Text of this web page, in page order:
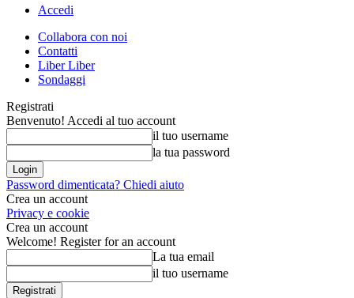
Accedi
Collabora con noi
Contatti
Liber Liber
Sondaggi
Registrati
Benvenuto! Accedi al tuo account
il tuo username
la tua password
Password dimenticata? Chiedi aiuto
Crea un account
Privacy e cookie
Crea un account
Welcome! Register for an account
La tua email
il tuo username